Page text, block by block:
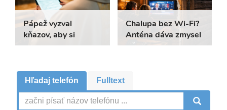
Pápež vyzval
kňazov, aby si
nepísali kázne cez
Chalupa bez Wi-Fi?
Anténa dáva zmysel
Vyhľadávanie
Hľadaj telefón Fulltext